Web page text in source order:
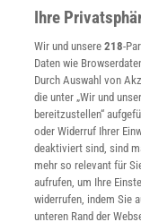
Presse
Verträge kündigen
Widerruf
INFO
Mediadaten
Datenschutz
Cookie-
Utiq verwalten
Nutzungsbasierte
Alle Artikel
Ihre
Wir und unsere218-
Daten wie
Durch Auswahl von
die unter „Wir und
bereitzustellen“
oder Widerruf Ihrer
deaktiviert sind, sind
mehr so relevant für
aufrufen, um Ihre
widerrufen, indem Sie
unteren Rand der